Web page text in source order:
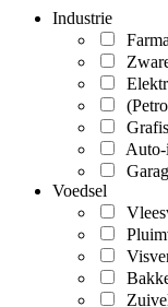
Industrie
Voedsel